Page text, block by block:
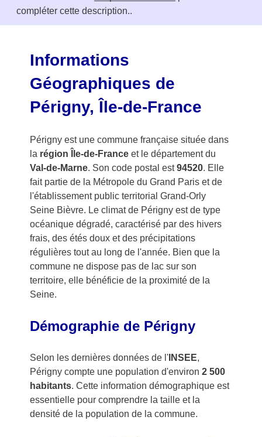
compléter cette description..
Informations
Géographiques de
Périgny, Île-de-France
Périgny est une commune française située dans
la région Île-de-Franceet le département du
Val-de-Marne. Son code postal est94520. Elle
fait partie de la Métropole du Grand Paris et de
l'établissement public territorial Grand-Orly
Seine Bièvre. Le climat de Périgny est de type
océanique dégradé, caractérisé par des hivers
frais, des étés doux et des précipitations
régulières tout au long de l'année. Bien que la
commune ne dispose pas de lac sur son
territoire, elle bénéficie de la proximité de la
Seine.
Démographie de Périgny
Selon les dernières données de l'INSEE,
Périgny compte une population d'environ 2 500
habitants. Cette information démographique est
essentielle pour comprendre la taille et la
densité de la population de la commune.